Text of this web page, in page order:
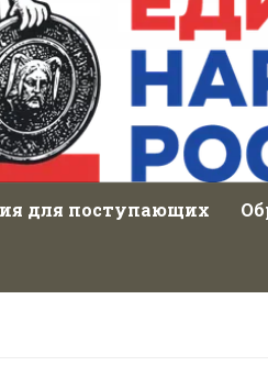
для поступающих